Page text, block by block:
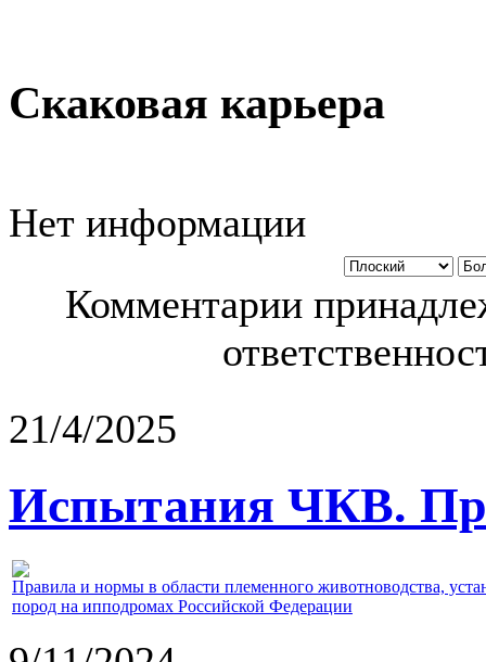
Скаковая карьера
Нет информации
Комментарии
21/4/2025
Испытания ЧКВ.
Правила и нормы в области племенного животноводства,
пород на ипподромах Российской Федерации